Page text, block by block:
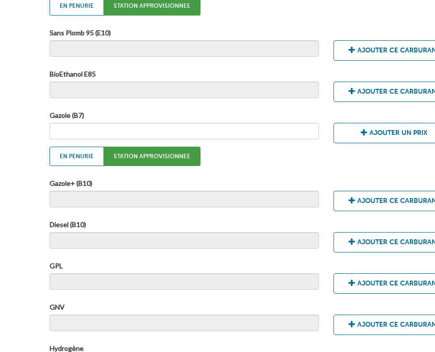
EN PENURIE STATION APPROVISIONNEE
Sans Plomb 95 (E10)
AJOUTER CE
BioEthanol E85
AJOUTER CE
Gazole (B7)
AJOUTER UN PRIX
EN PENURIE STATION APPROVISIONNEE
Gazole+ (B10)
AJOUTER CE
Diesel (B10)
AJOUTER CE
GPL
AJOUTER CE
GNV
AJOUTER CE
Hydrogène